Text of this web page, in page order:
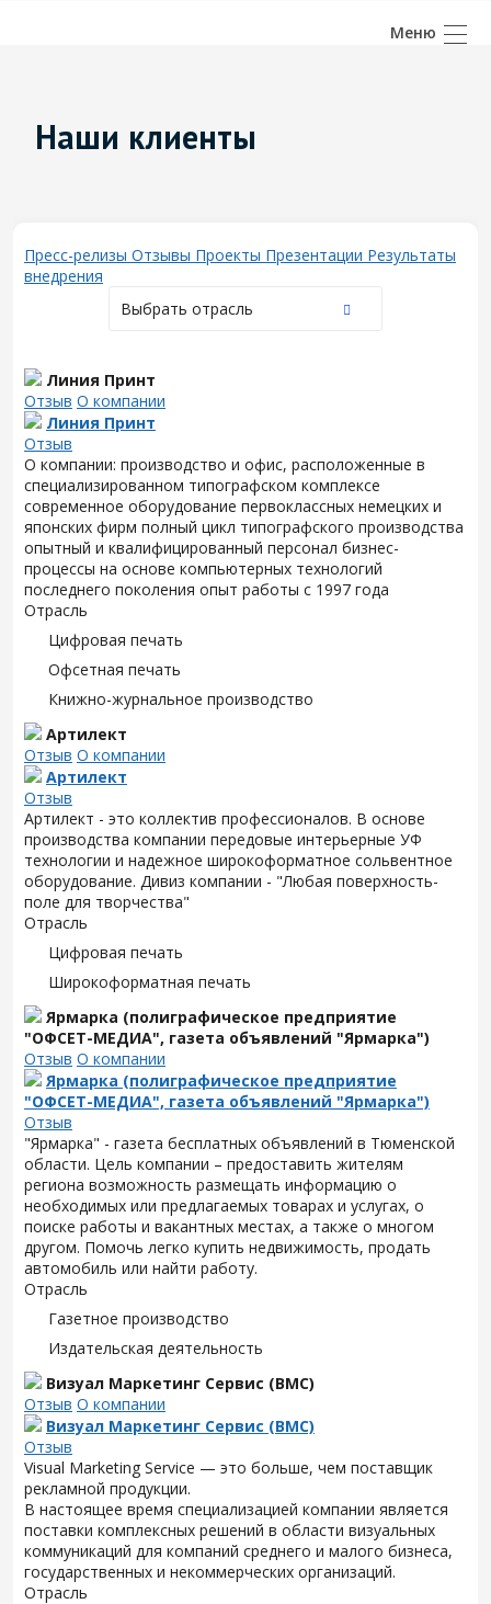
Наши клиенты
Пресс-релизы Отзывы Проекты Презентации Результаты
внедрения
Выбрать отрасль
Линия Принт
Отзыв О компании
Линия Принт
Отзыв
О компании: производство и офис, расположенные в
специализированном типографском комплексе
современное оборудование первоклассных немецких и
японских фирм полный цикл типографского производства
опытный и квалифицированный персонал бизнес-
процессы на основе компьютерных технологий
последнего поколения опыт работы с 1997 года
Отрасль
Цифровая печать
Офсетная печать
Книжно-журнальное производство
Артилект
Отзыв О компании
Артилект
Отзыв
Артилект - это коллектив профессионалов. В основе
производства компании передовые интерьерные УФ
технологии и надежное широкоформатное сольвентное
оборудование. Дивиз компании - "Любая поверхность-
поле для творчества"
Отрасль
Цифровая печать
Широкоформатная печать
Ярмарка (полиграфическое предприятие
"ОФСЕТ-МЕДИА", газета объявлений "Ярмарка")
Отзыв О компании
Ярмарка (полиграфическое предприятие
"ОФСЕТ-МЕДИА", газета объявлений "Ярмарка")
Отзыв
"Ярмарка" - газета бесплатных объявлений в Тюменской
области. Цель компании – предоставить жителям
региона возможность размещать информацию о
необходимых или предлагаемых товарах и услугах, о
поиске работы и вакантных местах, а также о многом
другом. Помочь легко купить недвижимость, продать
автомобиль или найти работу.
Отрасль
Газетное производство
Издательская деятельность
Визуал Маркетинг Сервис (ВМС)
Отзыв О компании
Визуал Маркетинг Сервис (ВМС)
Отзыв
Visual Marketing Service — это больше, чем поставщик
рекламной продукции.
В настоящее время специализацией компании является
поставки комплексных решений в области визуальных
коммуникаций для компаний среднего и малого бизнеса,
государственных и некоммерческих организаций.
Отрасль